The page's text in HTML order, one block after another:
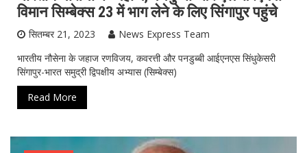
विमान सिम्बेक्स 23 में भाग लेने के लिए सिंगापुर पहुंचे
सितम्बर 21, 2023
News Express Team
भारतीय नौसेना के जहाज रणविजय, कवरत्ती और पनडुब्बी आईएनएस सिंधुकेसरी
सिंगापुर-भारत समुद्री द्विपक्षीय अभ्यास (सिम्बेक्स)
Read More